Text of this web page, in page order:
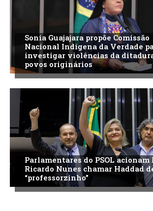
Sonia Guajajara propõe Comissão
Nacional Indígena da Verdade
investigar violências da
povos originários
Parlamentares do PSOL acionam
Ricardo Nunes chamar Haddad
“professorzinho”